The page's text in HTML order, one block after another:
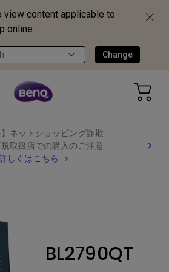
view content applicable to
online.
Change
】ネットショッピング詐欺
取扱店での購入のご注意
しくはこちら
BL2790QT